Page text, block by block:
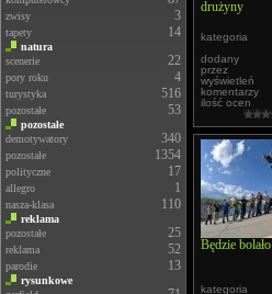
zwisy 3
tapety 14
natura
scenerie
22
pory roku 4
turystyka 516
pozostałe 53
pozostałe
demotywatory
340
pozostałe 1354
polityczne 17
allegro 1
nasza-klasa 110
reklama
pozostałe
25
reklama 52
parodie 13
rysunkowe
drużyny
kategoria
dodany
przez
wyświetleń
komentarzy
ilość ocen
Będzie bolało
kategoria